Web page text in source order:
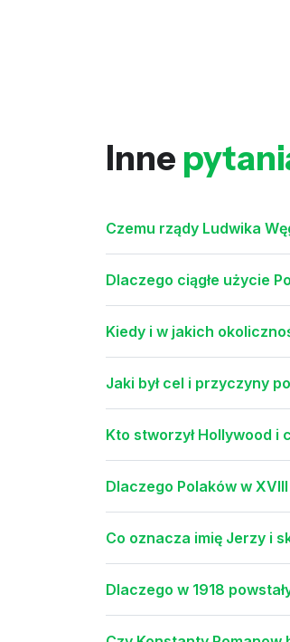
Inne
Czemu rządy Ludwika
Dlaczego ciągłe użycie
Kiedy i w jakich
Jaki był cel i przyczyny
Kto stworzył Hollywood i
Dlaczego Polaków w
Co oznacza imię Jerzy i
Dlaczego w 1918